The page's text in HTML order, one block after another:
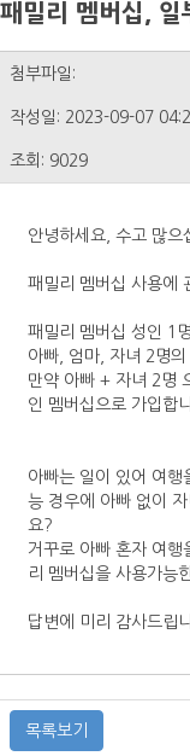
패밀리 멤버십, 일
첨부파일:
작성일: 2023-09-07
조회: 9029
안녕하세요, 수고 많으
패밀리 멤버십 사용에
패밀리 멤버십 성인 1
아빠, 엄마, 자녀 2명
만약 아빠 + 자녀 2명
인 멤버십으로 가입합
아빠는 일이 있어 여
능 경우에 아빠 없이
요?
거꾸로 아빠 혼자 여행
리 멤버십을 사용가능
답변에 미리 감사드립
목록보기